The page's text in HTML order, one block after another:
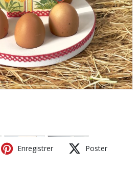
Enregistrer Poster